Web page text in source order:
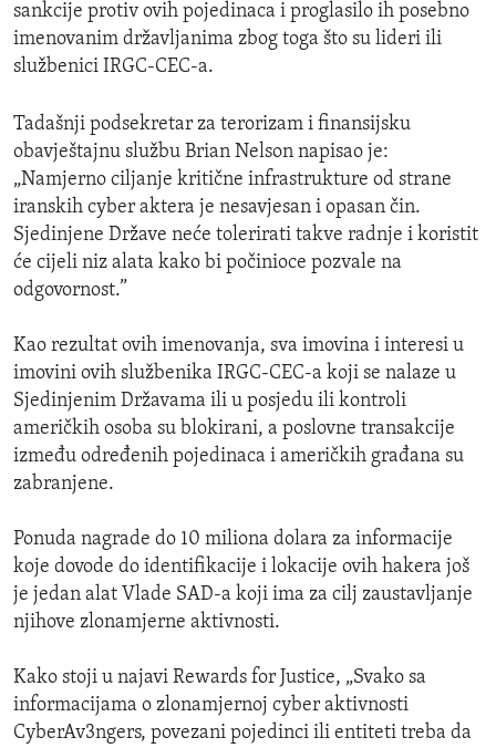
sankcije protiv ovih pojedinaca i proglasilo ih posebno
imenovanim državljanima zbog toga što su lideri ili
službenici IRGC-CEC-a.
Tadašnji podsekretar za terorizam i finansijsku
obavještajnu službu Brian Nelson napisao je:
„Namjerno ciljanje kritične infrastrukture od strane
iranskih cyber aktera je nesavjesan i opasan čin.
Sjedinjene Države neće tolerirati takve radnje i koristit
će cijeli niz alata kako bi počinioce pozvale na
odgovornost.”
Kao rezultat ovih imenovanja, sva imovina i interesi u
imovini ovih službenika IRGC-CEC-a koji se nalaze u
Sjedinjenim Državama ili u posjedu ili kontroli
američkih osoba su blokirani, a poslovne transakcije
između određenih pojedinaca i američkih građana su
zabranjene.
Ponuda nagrade do 10 miliona dolara za informacije
koje dovode do identifikacije i lokacije ovih hakera još
je jedan alat Vlade SAD-a koji ima za cilj zaustavljanje
njihove zlonamjerne aktivnosti.
Kako stoji u najavi Rewards for Justice, „Svako sa
informacijama o zlonamjernoj cyber aktivnosti
CyberAv3ngers, povezani pojedinci ili entiteti treba da